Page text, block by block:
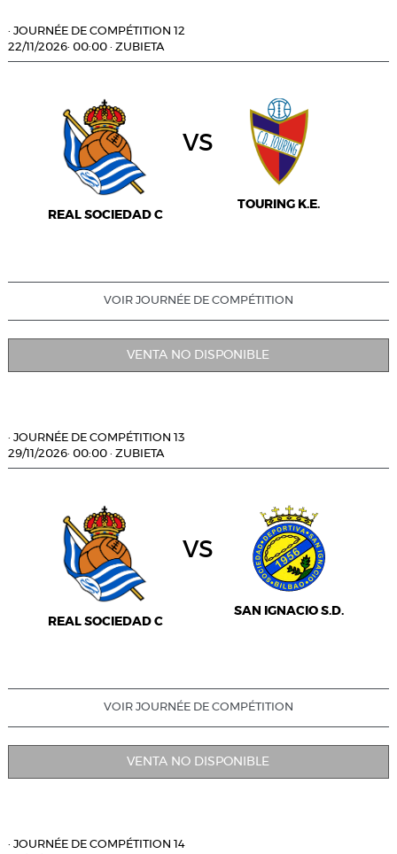
· JOURNÉE DE COMPÉTITION 12
22/11/2026· 00:00 · ZUBIETA
REAL SOCIEDAD C
vs
TOURING K.E.
VOIR JOURNÉE DE COMPÉTITION
VENTA NO DISPONIBLE
· JOURNÉE DE COMPÉTITION 13
29/11/2026· 00:00 · ZUBIETA
REAL SOCIEDAD C
vs
SAN IGNACIO S.D.
VOIR JOURNÉE DE COMPÉTITION
VENTA NO DISPONIBLE
· JOURNÉE DE COMPÉTITION 14